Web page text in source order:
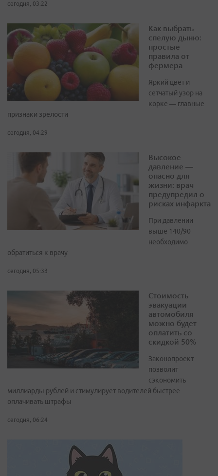
сегодня, 03:22
Как выбрать
спелую дыню:
простые
правила от
фермера
Яркий цвет и
сетчатый узор на
корке — главные
признаки зрелости
сегодня, 04:29
Высокое
давление —
опасно для
жизни: врач
предупредил о
рисках инфаркта
При давлении
выше 140/90
необходимо
обратиться к врачу
сегодня, 05:33
Стоимость
эвакуации
автомобиля
можно будет
оплатить со
скидкой 50%
Законопроект
позволит
сэкономить
миллиарды рублей и стимулирует водителей быстрее
оплачивать штрафы
сегодня, 06:24